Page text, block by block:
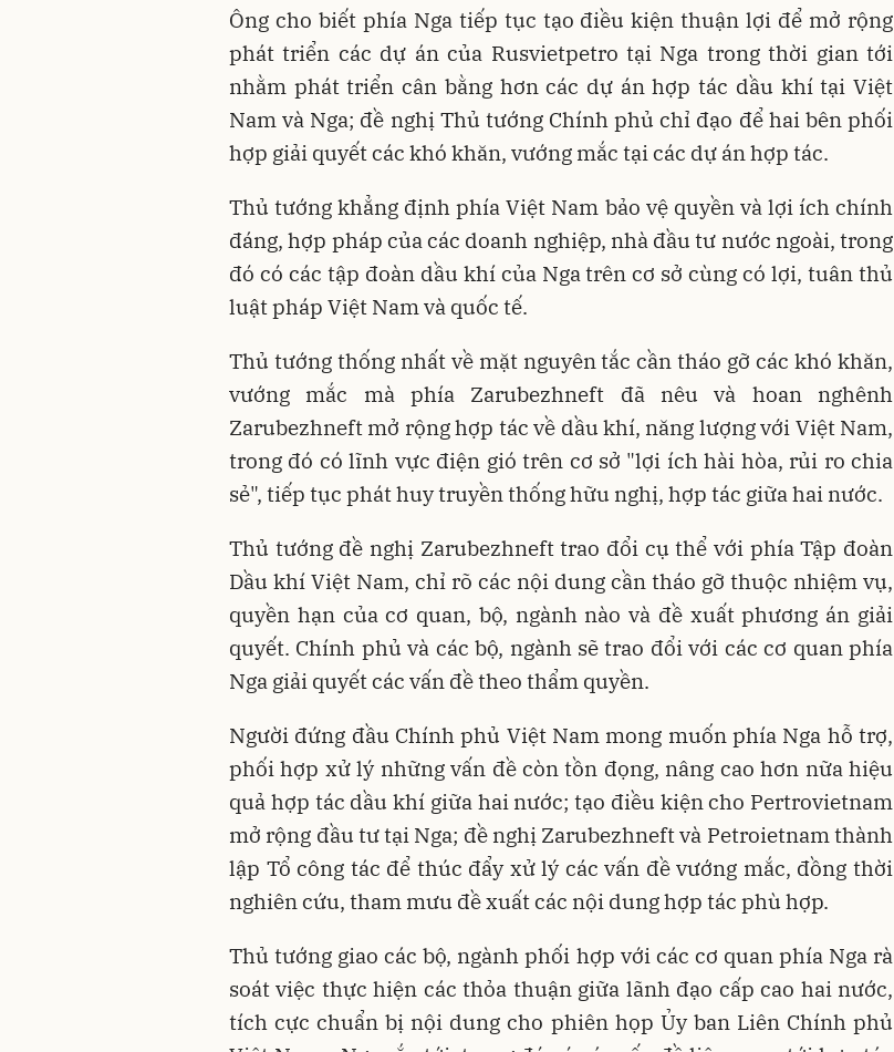
Ông cho biết phía Nga tiếp tục tạo điều kiện thuận lợi để mở rộng
phát triển các dự án của Rusvietpetro tại Nga trong thời gian tới
nhằm phát triển cân bằng hơn các dự án hợp tác dầu khí tại Việt
Nam và Nga; đề nghị Thủ tướng Chính phủ chỉ đạo để hai bên phối
hợp giải quyết các khó khăn, vướng mắc tại các dự án hợp tác.
Thủ tướng khẳng định phía Việt Nam bảo vệ quyền và lợi ích chính
đáng, hợp pháp của các doanh nghiệp, nhà đầu tư nước ngoài, trong
đó có các tập đoàn dầu khí của Nga trên cơ sở cùng có lợi, tuân thủ
luật pháp Việt Nam và quốc tế.
Thủ tướng thống nhất về mặt nguyên tắc cần tháo gỡ các khó khăn,
vướng mắc mà phía Zarubezhneft đã nêu và hoan nghênh
Zarubezhneft mở rộng hợp tác về dầu khí, năng lượng với Việt Nam,
trong đó có lĩnh vực điện gió trên cơ sở "lợi ích hài hòa, rủi ro chia
sẻ", tiếp tục phát huy truyền thống hữu nghị, hợp tác giữa hai nước.
Thủ tướng đề nghị Zarubezhneft trao đổi cụ thể với phía Tập đoàn
Dầu khí Việt Nam, chỉ rõ các nội dung cần tháo gỡ thuộc nhiệm vụ,
quyền hạn của cơ quan, bộ, ngành nào và đề xuất phương án giải
quyết. Chính phủ và các bộ, ngành sẽ trao đổi với các cơ quan phía
Nga giải quyết các vấn đề theo thẩm quyền.
Người đứng đầu Chính phủ Việt Nam mong muốn phía Nga hỗ trợ,
phối hợp xử lý những vấn đề còn tồn đọng, nâng cao hơn nữa hiệu
quả hợp tác dầu khí giữa hai nước; tạo điều kiện cho Pertrovietnam
mở rộng đầu tư tại Nga; đề nghị Zarubezhneft và Petroietnam thành
lập Tổ công tác để thúc đẩy xử lý các vấn đề vướng mắc, đồng thời
nghiên cứu, tham mưu đề xuất các nội dung hợp tác phù hợp.
Thủ tướng giao các bộ, ngành phối hợp với các cơ quan phía Nga rà
soát việc thực hiện các thỏa thuận giữa lãnh đạo cấp cao hai nước,
tích cực chuẩn bị nội dung cho phiên họp Ủy ban Liên Chính phủ